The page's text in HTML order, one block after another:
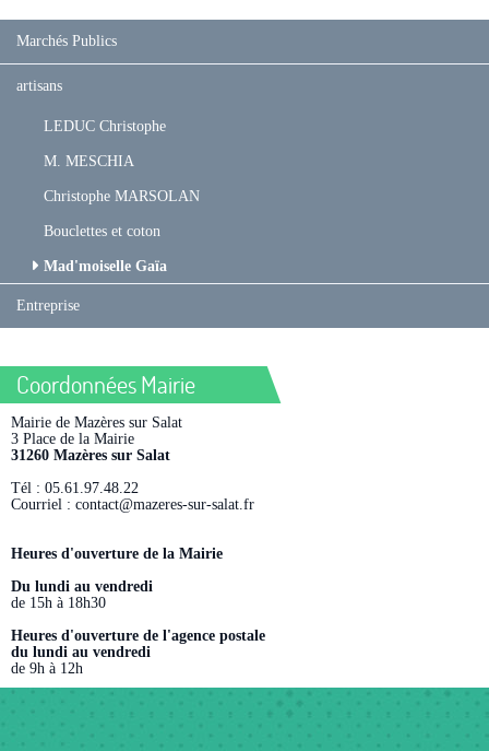
Marchés Publics
artisans
LEDUC Christophe
M. MESCHIA
Christophe MARSOLAN
Bouclettes et coton
Mad'moiselle Gaïa
Entreprise
Coordonnées Mairie
Mairie de Mazères sur Salat
3 Place de la Mairie
31260 Mazères sur Salat
Tél : 05.61.97.48.22
Courriel : contact@mazeres-sur-salat.fr
Heures d'ouverture de la Mairie
Du lundi au vendredi
de 15h à 18h30
Heures d'ouverture de l'agence postale
du lundi au vendredi
de 9h à 12h